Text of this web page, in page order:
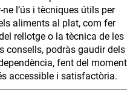
l’ús i tècniques útils per
aliments al plat, com fer
rellotge o la tècnica de les
consells, podràs gaudir dels
fent del moment
accessible i satisfactòria.